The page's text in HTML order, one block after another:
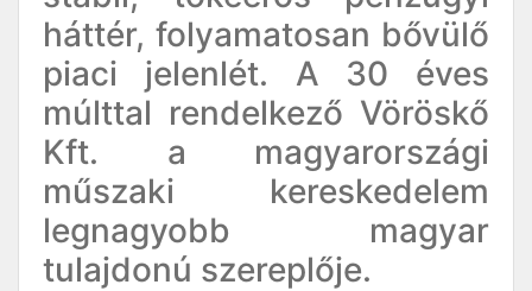
háttér, folyamatosan bővülő
piaci jelenlét. A 30 éves
múlttal rendelkező Vöröskő
Kft. a magyarországi
műszaki kereskedelem
legnagyobb magyar
tulajdonú szereplője.